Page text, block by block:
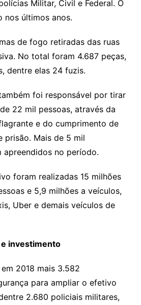
Militar, Civil e Federal. O
nos últimos anos.
de fogo retiradas das ruas
No total foram 4.687 peças,
dentre elas 24 fuzis.
foi responsável por tirar
22 mil pessoas, através da
e do cumprimento de
prisão. Mais de 5 mil
apreendidos no período.
foram realizadas 15 milhões
e 5,9 milhões a veículos,
Uber e demais veículos de
investimento
2018 mais 3.582
para ampliar o efetivo
2.680 policiais militares,